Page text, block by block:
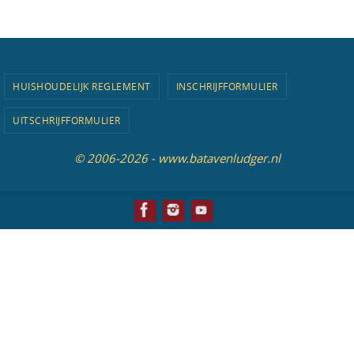
HUISHOUDELIJK REGLEMENT INSCHRIJFFORMULIER
UITSCHRIJFFORMULIER
© 2006-2026 - www.batavenludger.nl